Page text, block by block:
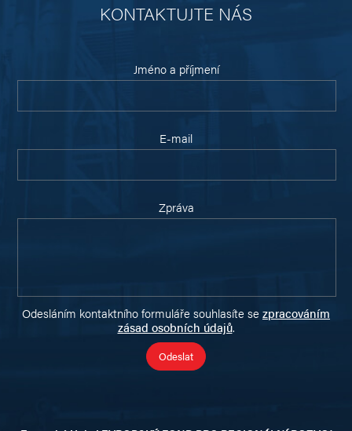
KONTAKTUJTE NÁS
Jméno a příjmení
E-mail
Zpráva
Odesláním kontaktního formuláře souhlasíte se zpracováním
zásad osobních údajů.